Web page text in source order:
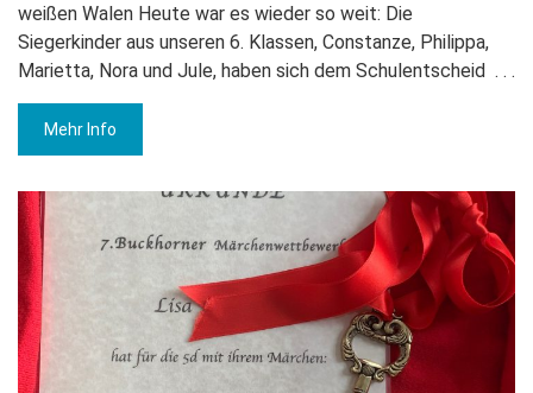
weißen Walen Heute war es wieder so weit: Die
Siegerkinder aus unseren 6. Klassen, Constanze, Philippa,
Marietta, Nora und Jule, haben sich dem Schulentscheid . . .
Mehr Info